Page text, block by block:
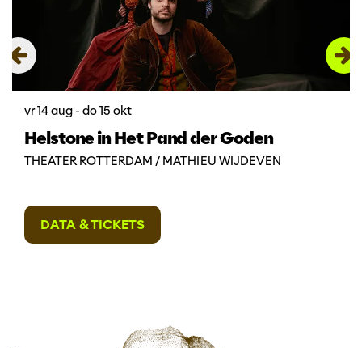
Helstone in Het Pand der Goden
THEATER ROTTERDAM / MATHIEU WIJDEVEN
vr 14 aug- do 15 okt
DATA & TICKETS